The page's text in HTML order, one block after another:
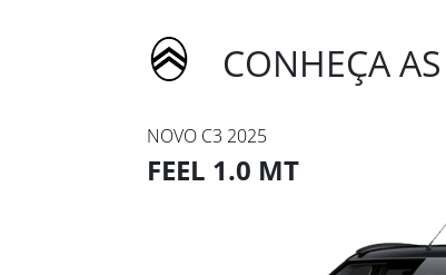
CONHEÇA
NOVO C3 2025
FEEL 1.0 MT